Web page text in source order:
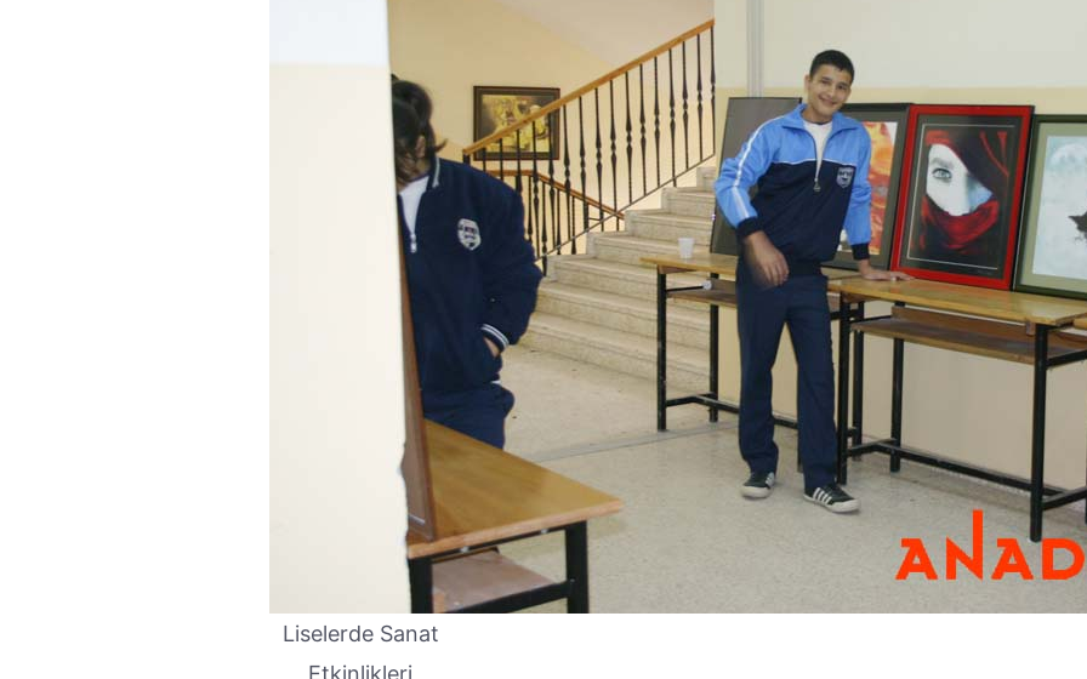
Liselerde Sanat
Etkinlikleri